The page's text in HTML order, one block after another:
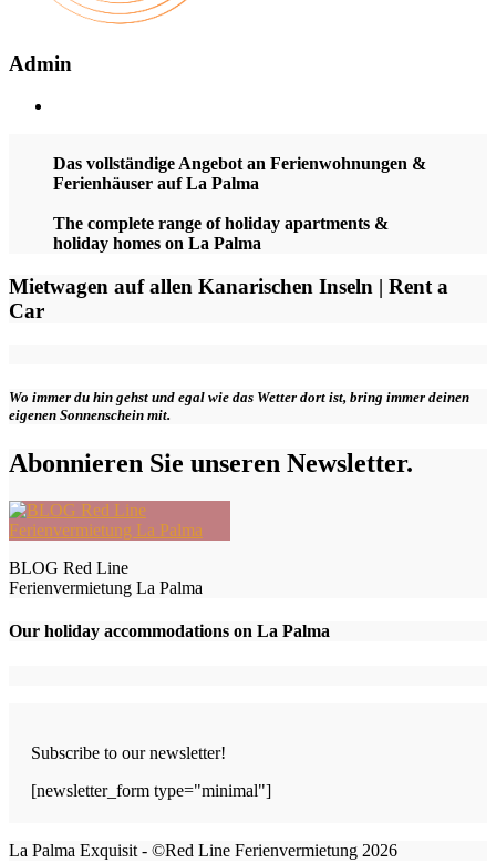
Admin
Das vollständige Angebot an Ferienwohnungen &
Ferienhäuser auf La Palma
The complete range of holiday apartments &
holiday homes on La Palma
Mietwagen auf allen Kanarischen Inseln | Rent a
Car
Wo immer du hin gehst und egal wie das Wetter dort ist, bring immer deinen
eigenen Sonnenschein mit.
Abonnieren Sie unseren Newsletter.
BLOG Red Line
Ferienvermietung La Palma
Our holiday accommodations on La Palma
Subscribe to our newsletter!
[newsletter_form type="minimal"]
La Palma Exquisit - ©Red Line Ferienvermietung 2026